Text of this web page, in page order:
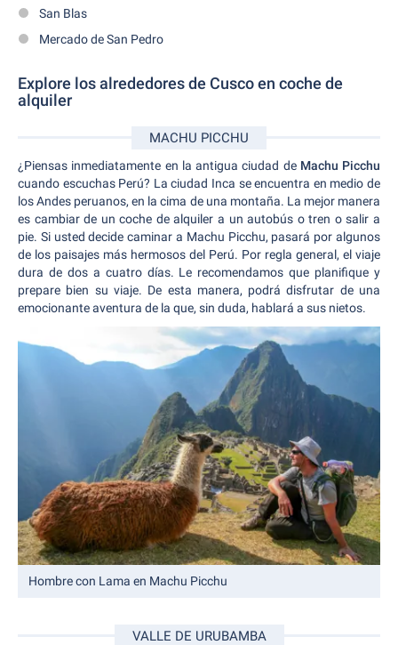
San Blas
Mercado de San Pedro
Explore los alrededores de Cusco en coche de
alquiler
MACHU PICCHU
¿Piensas inmediatamente en la antigua ciudad de Machu Picchu
cuando escuchas Perú? La ciudad Inca se encuentra en medio de
los Andes peruanos, en la cima de una montaña. La mejor manera
es cambiar de un coche de alquiler a un autobús o tren o salir a
pie. Si usted decide caminar a Machu Picchu, pasará por algunos
de los paisajes más hermosos del Perú. Por regla general, el viaje
dura de dos a cuatro días. Le recomendamos que planifique y
prepare bien su viaje. De esta manera, podrá disfrutar de una
emocionante aventura de la que, sin duda, hablará a sus nietos.
Hombre con Lama en Machu Picchu
VALLE DE URUBAMBA